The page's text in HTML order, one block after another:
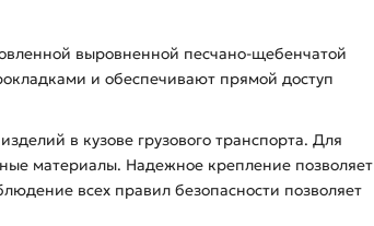
выровненной песчано-щебенчатой
и обеспечивают прямой доступ
в кузове грузового транспорта. Для
материалы. Надежное крепление позволяет
всех правил безопасности позволяет